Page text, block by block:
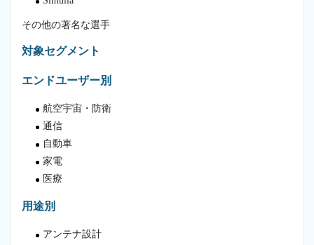
その他の著名な選手
対象セグメント
エンドユーザー別
航空宇宙・防衛
通信
自動車
家電
医療
用途別
アンテナ設計